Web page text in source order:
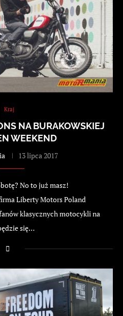
Kraj
NA BURAKOWSKIEJ
WEEKEND
13 lipca 2017
No to już masz!
Liberty Motors Poland
klasycznych motocykli na
się…